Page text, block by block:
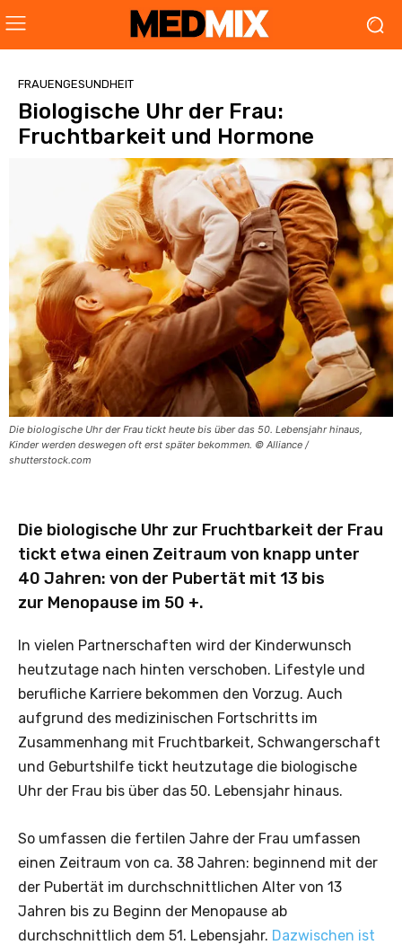
FRAUENGESUNDHEIT
Biologische Uhr der Frau:
Fruchtbarkeit und Hormone
Die biologische Uhr der Frau tickt heute bis über das 50. Lebensjahr hinaus,
Kinder werden deswegen oft erst später bekommen. © Alliance /
shutterstock.com
Die biologische Uhr zur Fruchtbarkeit der Frau
tickt etwa einen Zeitraum von knapp unter
40 Jahren: von der Pubertät mit 13 bis
zur Menopause im 50 +.
In vielen Partnerschaften wird der Kinderwunsch
heutzutage nach hinten verschoben. Lifestyle und
berufliche Karriere bekommen den Vorzug. Auch
aufgrund des medizinischen Fortschritts im
Zusammenhang mit Fruchtbarkeit, Schwangerschaft
und Geburtshilfe tickt heutzutage die biologische
Uhr der Frau bis über das 50. Lebensjahr hinaus.
So umfassen die fertilen Jahre der Frau umfassen
einen Zeitraum von ca. 38 Jahren: beginnend mit der
der Pubertät im durchschnittlichen Alter von 13
Jahren bis zu Beginn der Menopause ab
durchschnittlich dem 51. Lebensjahr. Dazwischen ist